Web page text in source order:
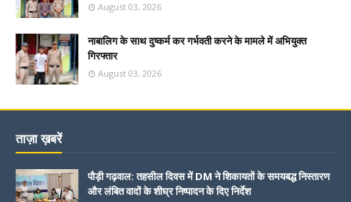
August 03, 2026
नाबालिग के साथ दुष्कर्म कर गर्भवती करने के मामले में अभियुक्त
गिरफ्तार
August 03, 2026
ताज़ा ख़बरें
पौड़ी गढ़वाल: तहसील दिवस में DM ने शिकायतों के समयबद्ध निस्तारण
और लंबित वादों के शीघ्र निष्पादन के दिए निर्देश